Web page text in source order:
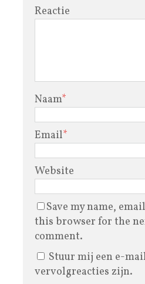
Reactie
Naam*
Email*
Website
Save my name,
this browser for the
comment.
Stuur mij een e-
vervolgreacties zijn.